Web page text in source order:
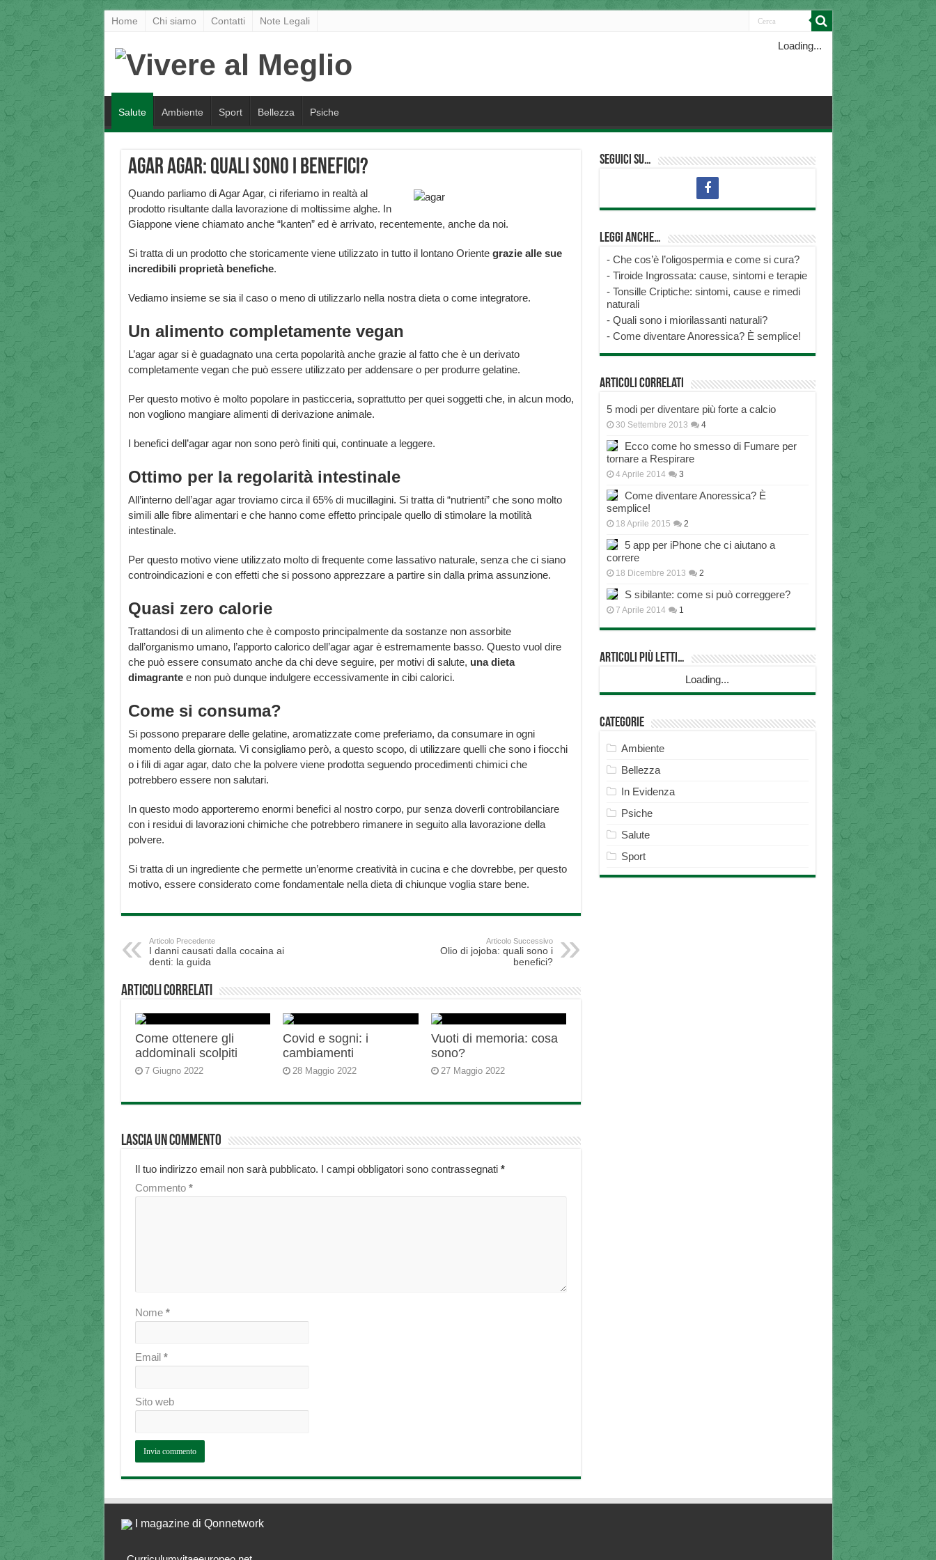
Home Chi siamo Contatti Note Legali
Loading...
Salute Ambiente Sport Bellezza Psiche
Agar agar: quali sono i benefici?
Quando parliamo di Agar Agar, ci riferiamo in realtà al
prodotto risultante dalla lavorazione di moltissime alghe. In
Giappone viene chiamato anche “kanten” ed è arrivato, recentemente, anche da noi.
Si tratta di un prodotto che storicamente viene utilizzato in tutto il lontano Oriente grazie alle sue
incredibili proprietà benefiche.
Vediamo insieme se sia il caso o meno di utilizzarlo nella nostra dieta o come integratore.
Un alimento completamente vegan
L’agar agar si è guadagnato una certa popolarità anche grazie al fatto che è un derivato
completamente vegan che può essere utilizzato per addensare o per produrre gelatine.
Per questo motivo è molto popolare in pasticceria, soprattutto per quei soggetti che, in alcun modo,
non vogliono mangiare alimenti di derivazione animale.
I benefici dell’agar agar non sono però finiti qui, continuate a leggere.
Ottimo per la regolarità intestinale
All’interno dell’agar agar troviamo circa il 65% di mucillagini. Si tratta di “nutrienti” che sono molto
simili alle fibre alimentari e che hanno come effetto principale quello di stimolare la motilità
intestinale.
Per questo motivo viene utilizzato molto di frequente come lassativo naturale, senza che ci siano
controindicazioni e con effetti che si possono apprezzare a partire sin dalla prima assunzione.
Quasi zero calorie
Trattandosi di un alimento che è composto principalmente da sostanze non assorbite
dall’organismo umano, l’apporto calorico dell’agar agar è estremamente basso. Questo vuol dire
che può essere consumato anche da chi deve seguire, per motivi di salute, una dieta
dimagrantee non può dunque indulgere eccessivamente in cibi calorici.
Come si consuma?
Si possono preparare delle gelatine, aromatizzate come preferiamo, da consumare in ogni
momento della giornata. Vi consigliamo però, a questo scopo, di utilizzare quelli che sono i fiocchi
o i fili di agar agar, dato che la polvere viene prodotta seguendo procedimenti chimici che
potrebbero essere non salutari.
In questo modo apporteremo enormi benefici al nostro corpo, pur senza doverli controbilanciare
con i residui di lavorazioni chimiche che potrebbero rimanere in seguito alla lavorazione della
polvere.
Si tratta di un ingrediente che permette un’enorme creatività in cucina e che dovrebbe, per questo
motivo, essere considerato come fondamentale nella dieta di chiunque voglia stare bene.
Articolo Precedente
I danni causati dalla cocaina ai
denti: la guida
Articolo Successivo
Olio di jojoba: quali sono i
benefici?
Articoli correlati
Come ottenere gli
addominali scolpiti
7 Giugno 2022
Covid e sogni: i
cambiamenti
28 Maggio 2022
Vuoti di memoria: cosa
sono?
27 Maggio 2022
Lascia un commento
Il tuo indirizzo email non sarà pubblicato. I campi obbligatori sono contrassegnati *
Commento *
Nome *
Email *
Sito web
Seguici su…
Leggi anche…
- Che cos’è l’oligospermia e come si cura?
- Tiroide Ingrossata: cause, sintomi e terapie
- Tonsille Criptiche: sintomi, cause e rimedi
naturali
- Quali sono i miorilassanti naturali?
- Come diventare Anoressica? È semplice!
Articoli correlati
5 modi per diventare più forte a calcio
30 Settembre 2013 4
Ecco come ho smesso di Fumare per
tornare a Respirare
4 Aprile 2014 3
Come diventare Anoressica? È
semplice!
18 Aprile 2015 2
5 app per iPhone che ci aiutano a
correre
18 Dicembre 2013 2
S sibilante: come si può correggere?
7 Aprile 2014 1
Articoli più Letti…
Loading...
Categorie
Ambiente
Bellezza
In Evidenza
Psiche
Salute
Sport
I magazine di Qonnetwork